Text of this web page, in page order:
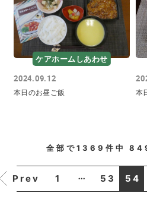
ケアホームしあわせ
2024.09.12
本日のお昼ご飯 本
全部で1369 件中
Prev 1 ... 53 54